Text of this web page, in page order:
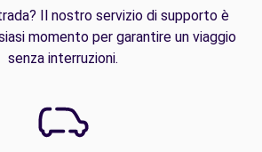
Il nostro servizio di supporto è
momento per garantire un viaggio
senza interruzioni.